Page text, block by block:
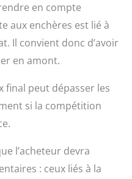
en compte
aux enchères est lié à
Il convient donc d’avoir
en amont.
final peut dépasser les
si la compétition
l’acheteur devra
: ceux liés à la